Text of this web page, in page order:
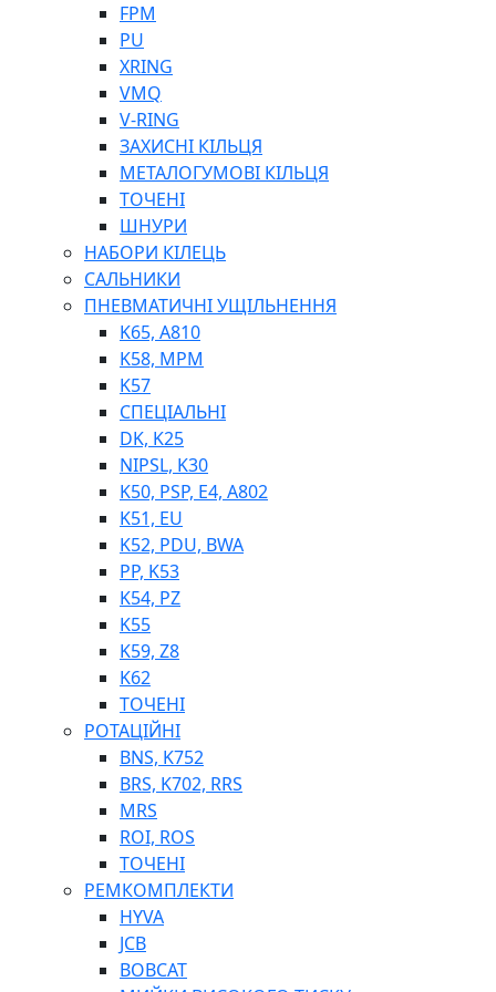
ШЛАНГИ, ТРУБКИ
ШПРИЦИ МАСТИЛЬНІ
ТОСОЛ, АНТИФРИЗ
ОЛИВА-ПАЛИВО
ПОВІТРЯ-ВОДА
ДЛЯ ЗВАРЮВАННЯ
НАПІРНО-ВСМОКТУЮЧІ
ФІЛЬТРИ ДЛЯ ПАЛЬНОГО
ПІДДОНИ ДЛЯ БОЧОК
МОДУЛЬНІ АЗС
МЕТРОЛОГІЧНЕ ОБЛАДНАННЯ
ЛІЧИЛЬНИКИ І ВИТРАТОМІРИ ДЛЯ ПАЛЬНОГО
КОТУШКИ ДЛЯ ШЛАНГІВ
НАСОСИ ДЛЯ ПАЛЬНОГО
МОБІЛЬНІ КОЛОНКИ ТА КОМПЛЕКТИ ЗАПРАВКИ
СТАЦІОНАРНІ КОЛОНКИ
ПІСТОЛЕТИ
КОМПЛЕКТУЮЧІ ДЛЯ РУКАВІВ ВИСОКОГО ТИСКУ
FPM
PU
XRING
VMQ
V-RING
ЗАХИСНІ КІЛЬЦЯ
МЕТАЛОГУМОВІ КІЛЬЦЯ
ТОЧЕНІ
ШНУРИ
НАБОРИ КІЛЕЦЬ
САЛЬНИКИ
ПНЕВМАТИЧНІ УЩІЛЬНЕННЯ
K65, A810
K58, MPM
K57
СПЕЦІАЛЬНІ
DK, K25
NIPSL, K30
K50, PSP, E4, A802
K51, EU
K52, PDU, BWA
PP, K53
K54, PZ
K55
K59, Z8
K62
ТОЧЕНІ
РОТАЦІЙНІ
BNS, K752
BRS, K702, RRS
MRS
ROI, ROS
ТОЧЕНІ
РЕМКОМПЛЕКТИ
HYVA
JCB
BOBCAT